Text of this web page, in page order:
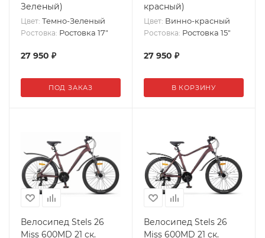
Зеленый)
Цвет: Темно-Зеленый
Ростовка: Ростовка 17"
27 950 ₽
ПОД ЗАКАЗ
красный)
Цвет: Винно-красный
Ростовка: Ростовка 15"
27 950 ₽
В КОРЗИНУ
Велосипед Stels 26
Miss 600MD 21 ск.
Велосипед Stels 26
Miss 600MD 21 ск.